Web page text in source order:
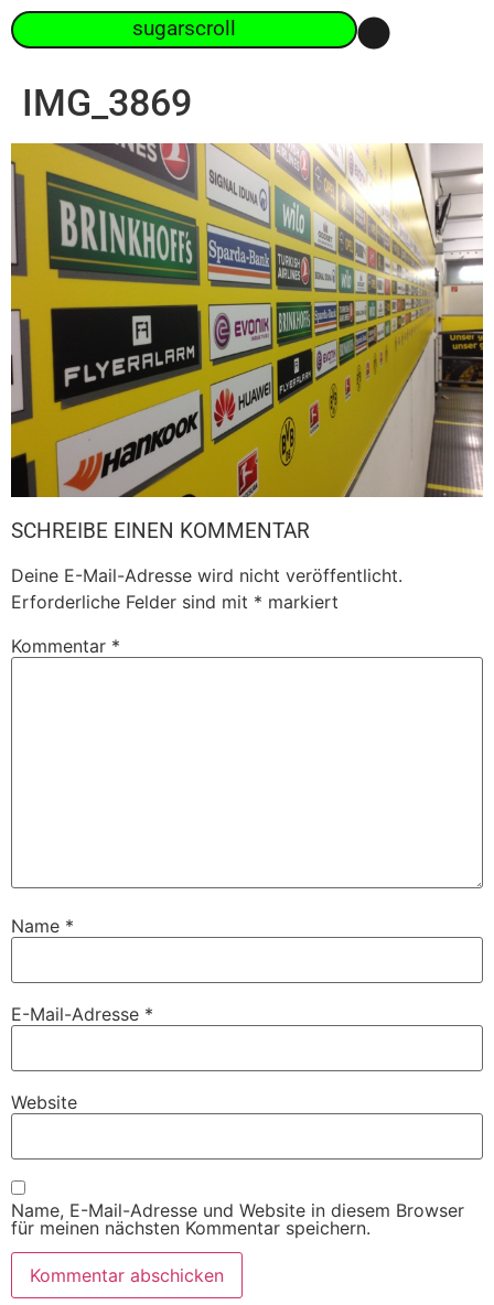
sugarscroll
IMG_3869
SCHREIBE EINEN KOMMENTAR
Deine E-Mail-Adresse wird nicht veröffentlicht.
Erforderliche Felder sind mit * markiert
Kommentar *
Name *
E-Mail-Adresse *
Website
Name, E-Mail-Adresse und Website in diesem Browser
für meinen nächsten Kommentar speichern.